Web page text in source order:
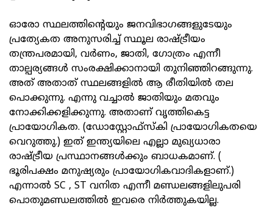
ഓരോ സ്ഥലത്തിന്റെയും ജനവിഭാഗങ്ങളുടേയും
പ്രത്യേകത അനുസരിച്ച് സ്ഥൂല രാഷ്ട്രീയം
തന്ത്രപരമായി, വര്‍ണം, ജാതി, ഗോത്രം എന്നീ
താല്പര്യങ്ങള്‍ സംരക്ഷിക്കാനായി തുനിഞ്ഞിറങ്ങുന്നു.
അത് അതാത് സ്ഥലങ്ങളില്‍ ആ രീതിയില്‍ തല
പൊക്കുന്നു. എന്നു വച്ചാല്‍ ജാതിയും മതവും
നോക്കിക്കളിക്കുന്നു. അതാണ് വൃത്തികെട്ട
പ്രായോഗികത. (ഡോസ്റ്റോഫ്‌സ്‌കി പ്രായോഗികതയെ
വെറുത്തു.) ഇത് ഇന്ത്യയിലെ എല്ലാ മുഖ്യധാരാ
രാഷ്ട്രീയ പ്രസ്ഥാനങ്ങള്‍ക്കും ബാധകമാണ്. (
ഭൂരിപക്ഷം മനുഷ്യരും പ്രായോഗികവാദികളാണ്.)
എന്നാല്‍ SC , ST വനിത എന്നീ മണ്ഡലങ്ങളിലുപരി
പൊതുമണ്ഡലത്തില്‍ ഇവരെ നിര്‍ത്തുകയില്ല.